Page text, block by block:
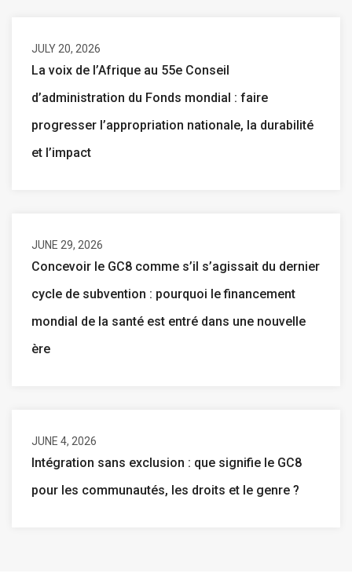
JULY 20, 2026
La voix de l’Afrique au 55e Conseil
d’administration du Fonds mondial : faire
progresser l’appropriation nationale, la durabilité
et l’impact
JUNE 29, 2026
Concevoir le GC8 comme s’il s’agissait du dernier
cycle de subvention : pourquoi le financement
mondial de la santé est entré dans une nouvelle
ère
JUNE 4, 2026
Intégration sans exclusion : que signifie le GC8
pour les communautés, les droits et le genre ?